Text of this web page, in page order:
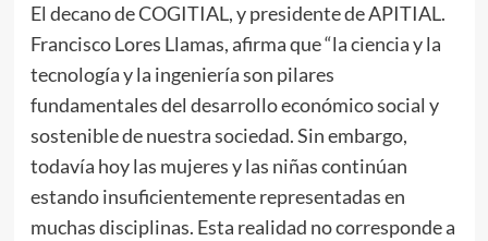
El decano de COGITIAL, y presidente de APITIAL.
Francisco Lores Llamas, afirma que “la ciencia y la
tecnología y la ingeniería son pilares
fundamentales del desarrollo económico social y
sostenible de nuestra sociedad. Sin embargo,
todavía hoy las mujeres y las niñas continúan
estando insuficientemente representadas en
muchas disciplinas. Esta realidad no corresponde a